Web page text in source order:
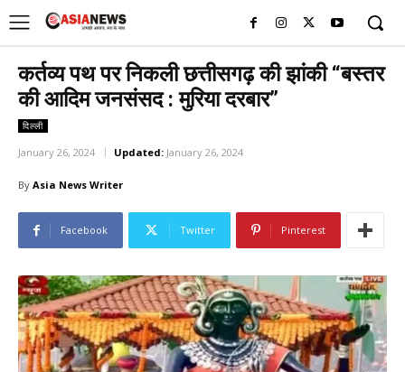
कर्तव्य पथ पर निकली छत्तीसगढ़ की झांकी “बस्तर
की आदिम जनसंसद : मुरिया दरबार”
दिल्ली
January 26, 2024 Updated: January 26, 2024
By Asia News Writer
Facebook Twitter Pinterest